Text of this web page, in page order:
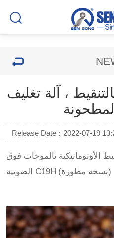
، آلة تغليف
Release Date：2022-07-19
الأوتوماتيكية بالموجات فوق
الصوتية C19H (نسخة مطورة)